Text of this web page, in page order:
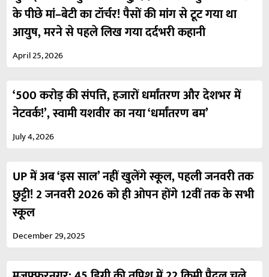
के पीछे मां–बेटी का टॉर्चर! पैसों की मांग से टूट गया था
आयुष, मरने से पहले लिख गया दर्दभरी कहानी
April 25, 2026
‘500 करोड़ की संपत्ति, हजारों धर्मांतरण और देशभर में
नेटवर्क!’, स्वामी यशवीर का नया ‘धर्मांतरण बम’
July 4, 2026
UP में अब ‘इस साल’ नहीं खुलेंगे स्कूल, पहली जनवरी तक
छुट्टी! 2 जनवरी 2026 को ही ओपन होंगे 12वीं तक के सभी
स्कूल
December 29, 2025